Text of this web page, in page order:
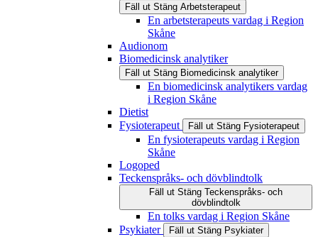
Fäll ut Stäng Arbetsterapeut
En arbetsterapeuts vardag i Region
Skåne
Audionom
Biomedicinsk analytiker
Fäll ut Stäng Biomedicinsk analytiker
En biomedicinsk analytikers vardag
i Region Skåne
Dietist
Fysioterapeut
Fäll ut Stäng Fysioterapeut
En fysioterapeuts vardag i Region
Skåne
Logoped
Teckenspråks- och dövblindtolk
Fäll ut Stäng Teckenspråks- och
dövblindtolk
En tolks vardag i Region Skåne
Psykiater
Fäll ut Stäng Psykiater